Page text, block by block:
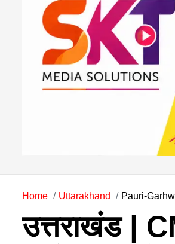
Home Uttarakhand Pauri-
उत्तराखंड |